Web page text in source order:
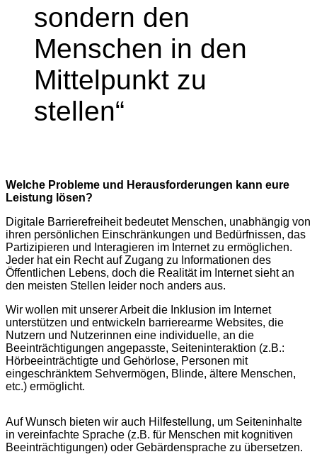
sondern den
Menschen in den
Mittelpunkt zu
stellen“
Welche Probleme und Herausforderungen kann eure
Leistung lösen?
Digitale Barrierefreiheit bedeutet Menschen, unabhängig von
ihren persönlichen Einschränkungen und Bedürfnissen, das
Partizipieren und Interagieren im Internet zu ermöglichen.
Jeder hat ein Recht auf Zugang zu Informationen des
Öffentlichen Lebens, doch die Realität im Internet sieht an
den meisten Stellen leider noch anders aus.
Wir wollen mit unserer Arbeit die Inklusion im Internet
unterstützen und entwickeln barrierearme Websites, die
Nutzern und Nutzerinnen eine individuelle, an die
Beeinträchtigungen angepasste, Seiteninteraktion (z.B.:
Hörbeeinträchtigte und Gehörlose, Personen mit
eingeschränktem Sehvermögen, Blinde, ältere Menschen,
etc.) ermöglicht.
Auf Wunsch bieten wir auch Hilfestellung, um Seiteninhalte
in vereinfachte Sprache (z.B. für Menschen mit kognitiven
Beeinträchtigungen) oder Gebärdensprache zu übersetzen.